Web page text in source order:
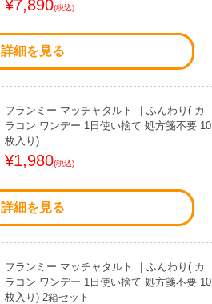
¥7,890(税込)
詳細を見る
フランミー マッチャタルト ｜ふんわり( カ
ラコン ワンデー 1日使い捨て 処方箋不要 10
枚入り)
¥1,980(税込)
詳細を見る
フランミー マッチャタルト ｜ふんわり( カ
ラコン ワンデー 1日使い捨て 処方箋不要 10
枚入り) 2箱セット